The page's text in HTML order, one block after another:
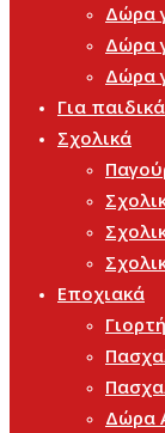
Δώρα
Δώρα
Δώρα
Για
Σχολικά
Εποχιακά
Δώρα